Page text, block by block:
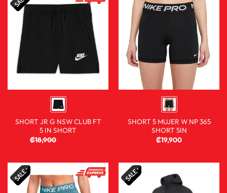
SHORT JR G NSW CLUB FT
5 IN SHORT
₡18,900
SHORT 5 MUJER W NP 365
SHORT 5IN
₡19,900